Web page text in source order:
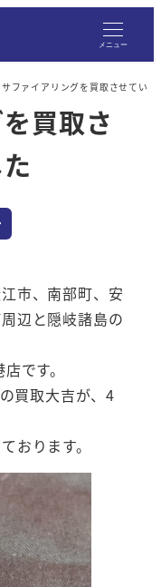
メニュー
サファイアリングを買取させてい
買取さ
市、南部町、安
辺と隠岐諸島の
です。
買取大吉が、4
おります。